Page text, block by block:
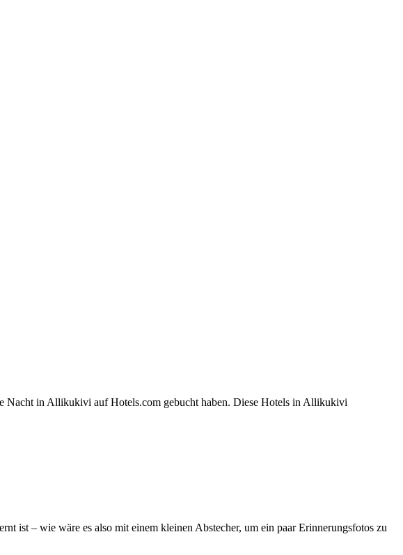
Nacht in Allikukivi auf Hotels.com gebucht haben. Diese Hotels in Allikukivi
ist – wie wäre es also mit einem kleinen Abstecher, um ein paar Erinnerungsfotos zu